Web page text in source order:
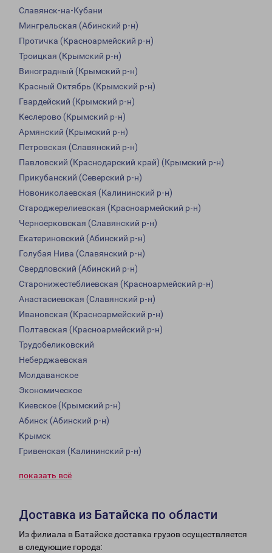
Славянск-на-Кубани
Мингрельская (Абинский р-н)
Протичка (Красноармейский р-н)
Троицкая (Крымский р-н)
Виноградный (Крымский р-н)
Красный Октябрь (Крымский р-н)
Гвардейский (Крымский р-н)
Кеслерово (Крымский р-н)
Армянский (Крымский р-н)
Петровская (Славянский р-н)
Павловский (Краснодарский край) (Крымский р-н)
Прикубанский (Северский р-н)
Новониколаевская (Калининский р-н)
Староджерелиевская (Красноармейский р-н)
Черноерковская (Славянский р-н)
Екатериновский (Абинский р-н)
Голубая Нива (Славянский р-н)
Свердловский (Абинский р-н)
Старонижестеблиевская (Красноармейский р-н)
Анастасиевская (Славянский р-н)
Ивановская (Красноармейский р-н)
Полтавская (Красноармейский р-н)
Трудобеликовский
Неберджаевская
Молдаванское
Экономическое
Киевское (Крымский р-н)
Абинск (Абинский р-н)
Крымск
Гривенская (Калининский р-н)
показать всё
Доставка из Батайска по области
Из филиала в Батайске доставка грузов осуществляется
в следующие города: